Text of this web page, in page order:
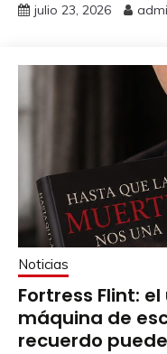
julio 23, 2026
Noticias
Fortress Flint:
máquina de
recuerdo